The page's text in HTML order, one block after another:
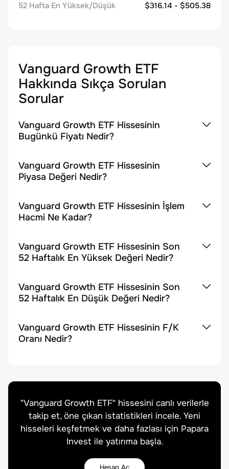
52 Hafta En Yüksek/Düşük
$316.14 - $505.38
Vanguard Growth ETF
Hakkında Sıkça Sorulan
Sorular
Vanguard Growth ETF Hissesinin
Bugünkü Fiyatı Nedir?
Vanguard Growth ETF Hissesinin
Piyasa Değeri Nedir?
Vanguard Growth ETF Hissesinin İşlem
Hacmi Ne Kadar?
Vanguard Growth ETF Hissesinin Son
52 Haftalık En Yüksek Değeri Nedir?
Vanguard Growth ETF Hissesinin Son
52 Haftalık En Düşük Değeri Nedir?
Vanguard Growth ETF Hissesinin F/K
Oranı Nedir?
"Vanguard Growth ETF" hissesini canlı verilerle
takip et, öne çıkan istatistikleri incele. Yeni
hisseleri keşfetmek ve daha fazlası için Papara
Invest ile yatırıma başla.
Hesap Aç